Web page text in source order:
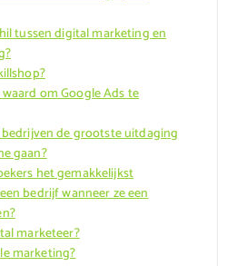
tussen digital marketing en
om Google Ads te
de grootste uitdaging
gaan?
het gemakkelijkst
bedrijf wanneer ze een
marketeer?
marketing?